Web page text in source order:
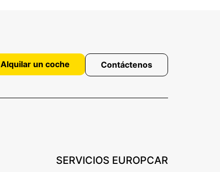
Alquilar un coche Contáctenos
SERVICIOS EUROPCAR